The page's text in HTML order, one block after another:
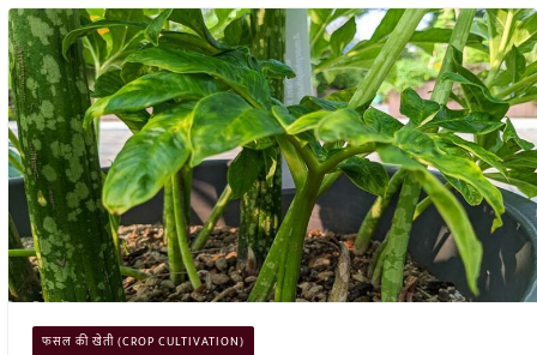
फसल की खेती (CROP CULTIVATION)